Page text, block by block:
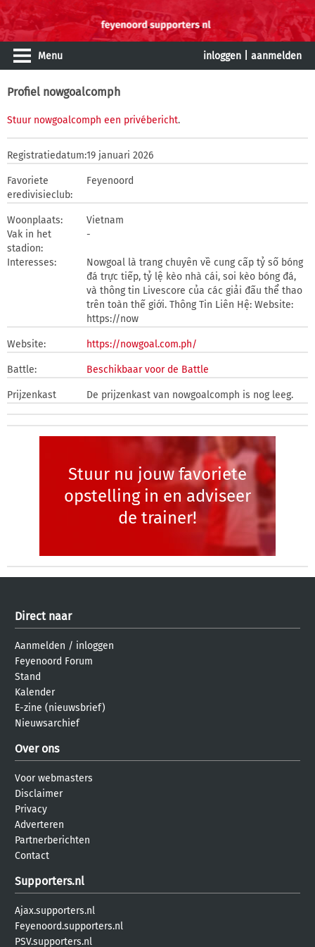
Menu inloggen aanmelden
Profiel nowgoalcomph
Stuur nowgoalcomph een privébericht.
Registratiedatum:19 januari 2026
Favoriete
eredivisieclub:
Feyenoord
Woonplaats:
Vietnam
Vak in het
stadion:
-
Interesses:
Nowgoal là trang chuyên về cung cấp tỷ số bóng
đá trực tiếp, tỷ lệ kèo nhà cái, soi kèo bóng đá,
và thông tin Livescore của các giải đấu thể thao
trên toàn thế giới. Thông Tin Liên Hệ: Website:
https://now
Website: https://nowgoal.com.ph/
Battle: Beschikbaar voor de Battle
Prijzenkast De prijzenkast van nowgoalcomph is nog leeg.
Stuur nu jouw favoriete
opstelling in en adviseer
de trainer!
Direct naar
Aanmelden / inloggen
Feyenoord Forum
Stand
Kalender
E-zine (nieuwsbrief)
Nieuwsarchief
Over ons
Voor webmasters
Disclaimer
Privacy
Adverteren
Partnerberichten
Contact
Supporters.nl
Ajax.supporters.nl
Feyenoord.supporters.nl
PSV.supporters.nl